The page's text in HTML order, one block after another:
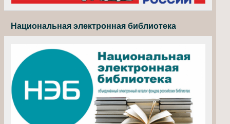
Национальная электронная библиотека